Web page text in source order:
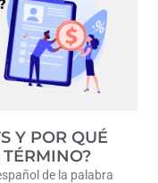
Y POR QUÉ
TÉRMINO?
de la palabra